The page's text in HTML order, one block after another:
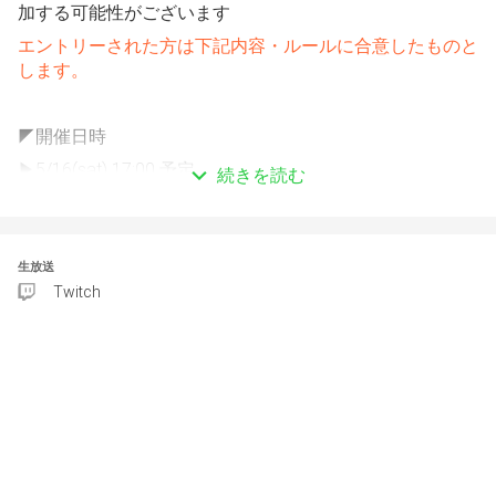
加する可能性がございます
エントリーされた方は下記内容・ルールに合意したものと
します。
◤開催日時
▶5/16(sat) 17:00 予定
続きを読む
生放送
Twitch